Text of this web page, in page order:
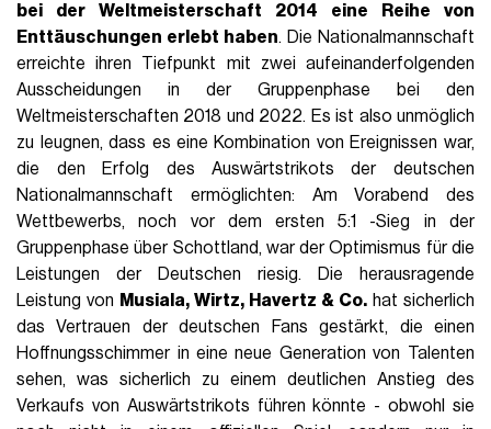
bei der Weltmeisterschaft 2014 eine Reihe von
Enttäuschungen erlebt haben. Die Nationalmannschaft
erreichte ihren Tiefpunkt mit zwei aufeinanderfolgenden
Ausscheidungen in der Gruppenphase bei den
Weltmeisterschaften 2018 und 2022. Es ist also unmöglich
zu leugnen, dass es eine Kombination von Ereignissen war,
die den Erfolg des Auswärtstrikots der deutschen
Nationalmannschaft ermöglichten: Am Vorabend des
Wettbewerbs, noch vor dem ersten 5:1 -Sieg in der
Gruppenphase über Schottland, war der Optimismus für die
Leistungen der Deutschen riesig. Die herausragende
Leistung von Musiala, Wirtz, Havertz & Co.hat sicherlich
das Vertrauen der deutschen Fans gestärkt, die einen
Hoffnungsschimmer in eine neue Generation von Talenten
sehen, was sicherlich zu einem deutlichen Anstieg des
Verkaufs von Auswärtstrikots führen könnte - obwohl sie